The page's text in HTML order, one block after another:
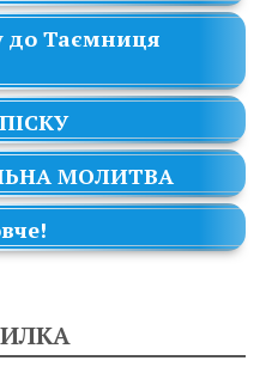
доТаємниця
МОЛИТВА